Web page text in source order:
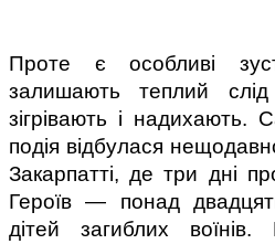
Проте є особливі
залишають теплий
зігрівають і надихають.
подія відбулася
Закарпатті, де три дні
Героїв — понад
дітей загиблих